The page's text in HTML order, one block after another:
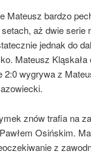
Mateusz bardzo
aż dwie
jednak do
Mateusz
2:0 wygrywa z
znów trafia na
Osińskim.
z